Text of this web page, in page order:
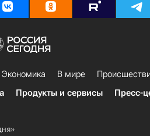
Экономика В мире
Продукты и сервисы Пресс-